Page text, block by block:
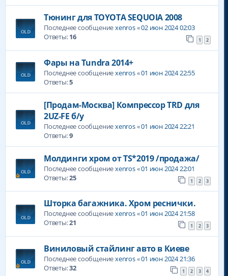
Тюнинг для TOYOTA SEQUOIA 2008
Последнее сообщениеxenros«02 июн 2024 02:03
Ответы:16 1 2
Фары на Tundra 2014+
Последнее сообщениеxenros«01 июн 2024 22:55
Ответы:5
[Продам-Москва] Компрессор TRD для
2UZ-FE б/у
Последнее сообщениеxenros«01 июн 2024 22:21
Ответы:9
Молдинги хром от TS*2019 /продажа/
Последнее сообщениеxenros«01 июн 2024 22:01
Ответы:25 1 2 3
Шторка багажника. Хром реснички.
Последнее сообщениеxenros«01 июн 2024 21:58
Ответы:21 1 2 3
Виниловый стайлинг авто в Киеве
Последнее сообщениеxenros«01 июн 2024 21:36
Ответы:32 1 2 3 4